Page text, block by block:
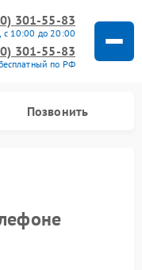
301-55-83
с 10:00 до 20:00
301-55-83
по РФ
Позвонить